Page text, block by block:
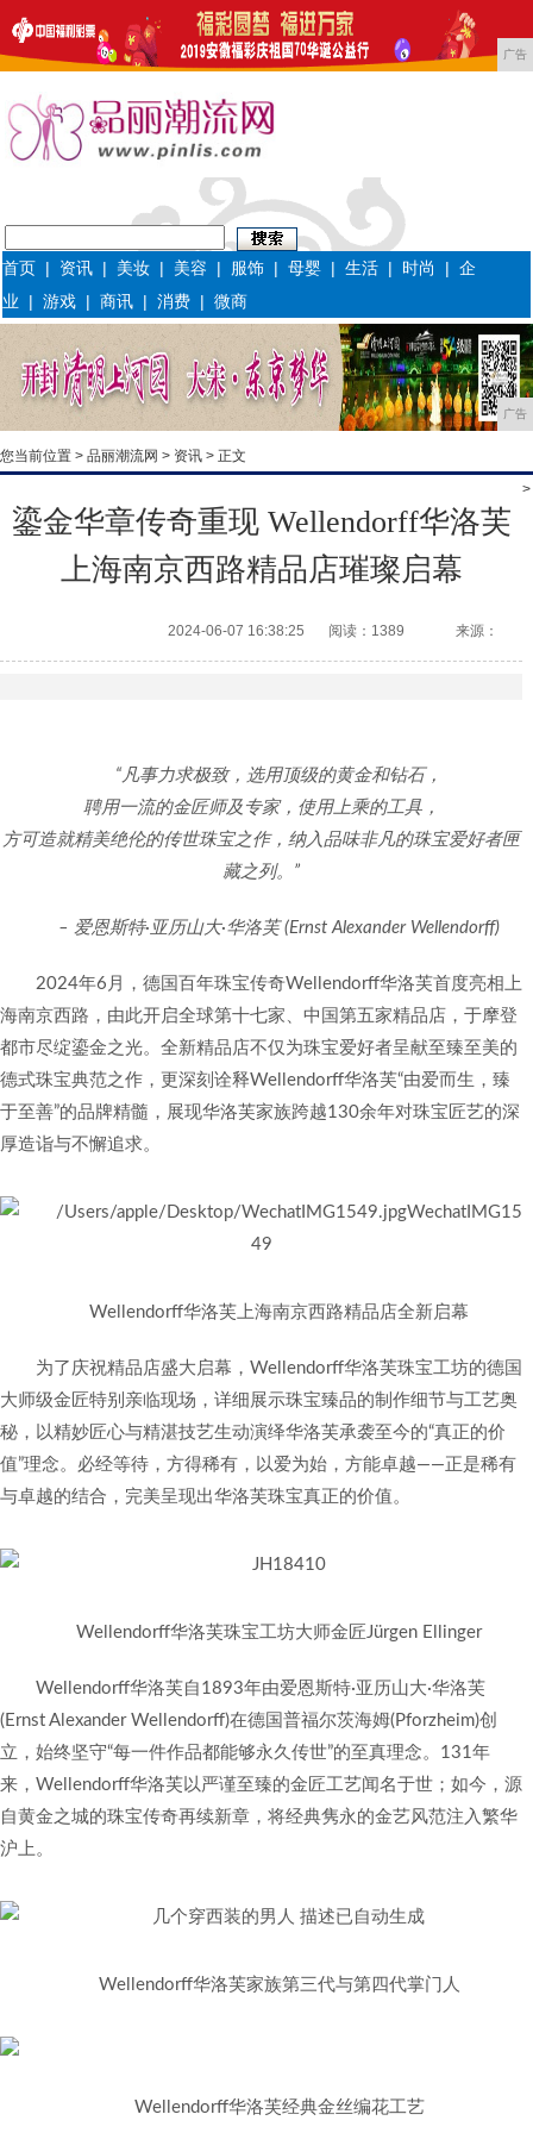
广告
首页 | 资讯 | 美妆 | 美容 | 服饰 |母婴 |生活 | 时尚 |企
业 |游戏 |商讯 |消费 |微商
广告
您当前位置 > 品丽潮流网 > 资讯 > 正文
>
鎏金华章传奇重现 Wellendorff华洛芙
上海南京西路精品店璀璨启幕
2024-06-07 16:38:25 阅读：1389 来源：
“凡事力求极致，选用顶级的黄金和钻石，
聘用一流的金匠师及专家，使用上乘的工具，
方可造就精美绝伦的传世珠宝之作，纳入品味非凡的珠宝爱好者匣
藏之列。”
– 爱恩斯特·亚历山大·华洛芙 (Ernst Alexander Wellendorff)
2024年6月，德国百年珠宝传奇Wellendorff华洛芙首度亮相上
海南京西路，由此开启全球第十七家、中国第五家精品店，于摩登
都市尽绽鎏金之光。全新精品店不仅为珠宝爱好者呈献至臻至美的
德式珠宝典范之作，更深刻诠释Wellendorff华洛芙“由爱而生，臻
于至善”的品牌精髓，展现华洛芙家族跨越130余年对珠宝匠艺的深
厚造诣与不懈追求。
Wellendorff华洛芙上海南京西路精品店全新启幕
为了庆祝精品店盛大启幕，Wellendorff华洛芙珠宝工坊的德国
大师级金匠特别亲临现场，详细展示珠宝臻品的制作细节与工艺奥
秘，以精妙匠心与精湛技艺生动演绎华洛芙承袭至今的“真正的价
值”理念。必经等待，方得稀有，以爱为始，方能卓越——正是稀有
与卓越的结合，完美呈现出华洛芙珠宝真正的价值。
Wellendorff华洛芙珠宝工坊大师金匠Jürgen Ellinger
Wellendorff华洛芙自1893年由爱恩斯特·亚历山大·华洛芙
(Ernst Alexander Wellendorff)在德国普福尔茨海姆(Pforzheim)创
立，始终坚守“每一件作品都能够永久传世”的至真理念。131年
来，Wellendorff华洛芙以严谨至臻的金匠工艺闻名于世；如今，源
自黄金之城的珠宝传奇再续新章，将经典隽永的金艺风范注入繁华
沪上。
Wellendorff华洛芙家族第三代与第四代掌门人
Wellendorff华洛芙经典金丝编花工艺